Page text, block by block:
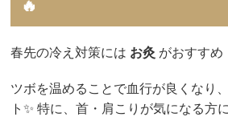
🔥
春先の冷え対策には お灸 がおすすめ
ツボを温めることで血行が良くなり
ト✨ 特に、首・肩こりが気になる方